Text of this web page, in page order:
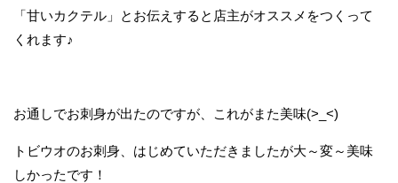
「甘いカクテル」とお伝えすると店主がオススメをつくって
くれます♪
お通しでお刺身が出たのですが、これがまた美味(>_<)
トビウオのお刺身、はじめていただきましたが大～変～美味
しかったです！